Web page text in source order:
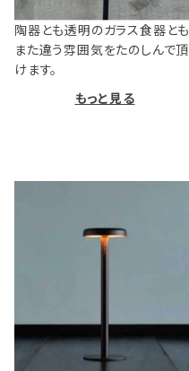
陶器とも透明のガラス食器とも
また違う雰囲気をたのしんで頂
けます。
もっと見る